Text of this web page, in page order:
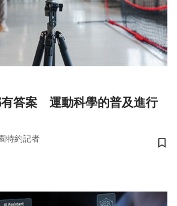
有答案 運動科學的普及進行
特約記者
儲